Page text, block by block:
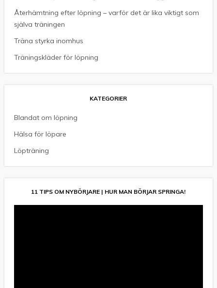
Återhämtning efter löpning – varför det är lika viktigt som
själva träningen
Träna styrka inomhus
Träningskläder för löpning
KATEGORIER
Blandat om löpning
Hälsa för löpare
Löpträning
11 TIPS OM NYBÖRJARE | HUR MAN BÖRJAR SPRINGA!